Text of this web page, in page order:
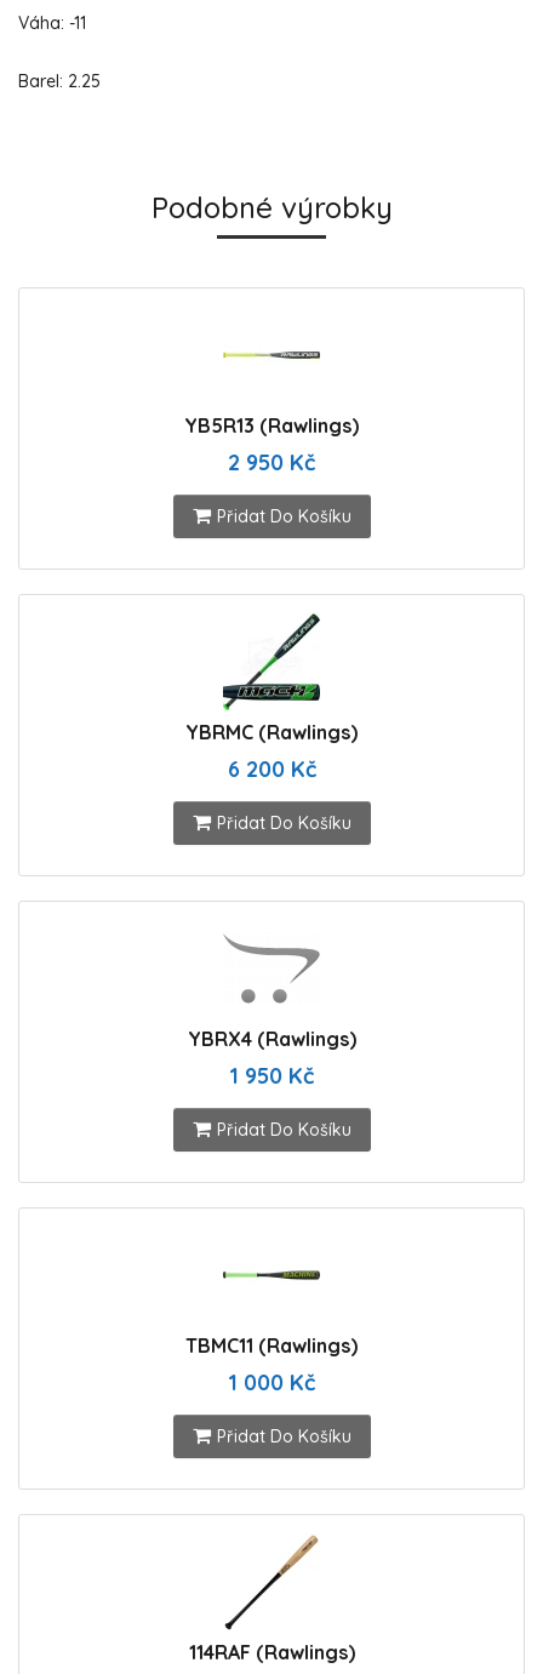
Váha: -11
Barel: 2.25
Podobné výrobky
YB5R13 (Rawlings)
2 950 Kč
Přidat Do Košíku
YBRMC (Rawlings)
6 200 Kč
Přidat Do Košíku
YBRX4 (Rawlings)
1 950 Kč
Přidat Do Košíku
TBMC11 (Rawlings)
1 000 Kč
Přidat Do Košíku
114RAF (Rawlings)